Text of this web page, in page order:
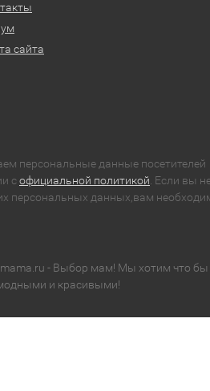
сайта
персональные данные посетителей
софициальной политикой . Если вы
персональных данных,вам
- Выбор мам! Мы хотим что бы
и красивыми!